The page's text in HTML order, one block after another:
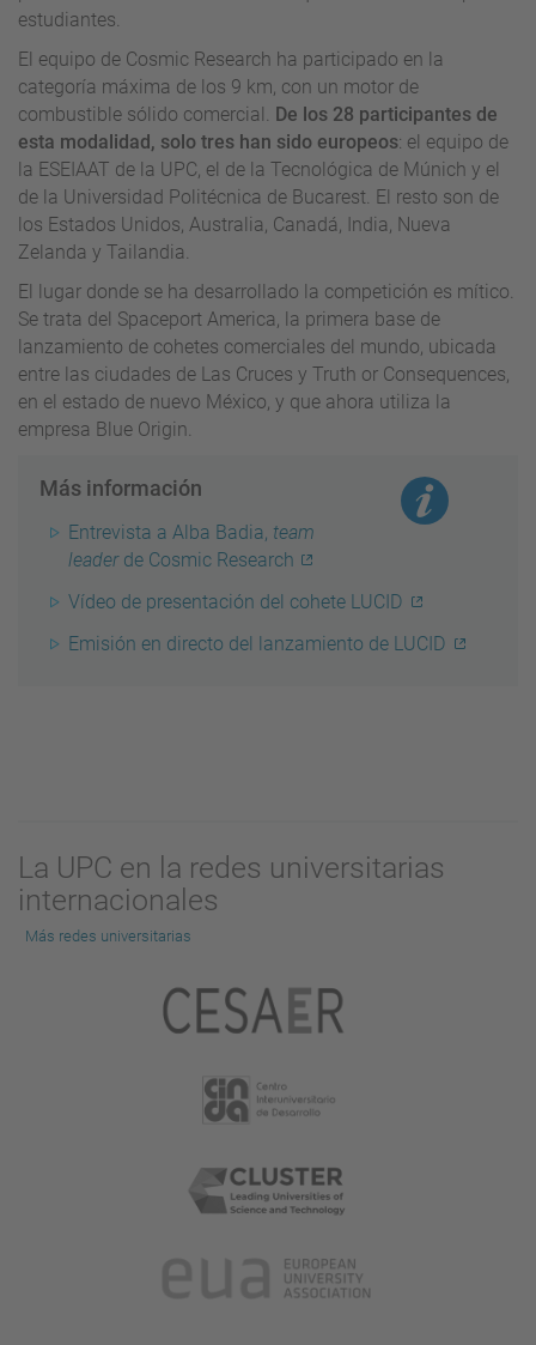
estudiantes.
El equipo de Cosmic Research ha participado en la
categoría máxima de los 9 km, con un motor de
combustible sólido comercial. De los 28 participantes de
esta modalidad, solo tres han sido europeos: el equipo de
la ESEIAAT de la UPC, el de la Tecnológica de Múnich y el
de la Universidad Politécnica de Bucarest. El resto son de
los Estados Unidos, Australia, Canadá, India, Nueva
Zelanda y Tailandia.
El lugar donde se ha desarrollado la competición es mítico.
Se trata del Spaceport America , la primera base de
lanzamiento de cohetes comerciales del mundo, ubicada
entre las ciudades de Las Cruces y Truth or Consequences
en el estado de nuevo México, y que ahora utiliza la
empresa Blue Origin
Más información
Entrevista a Alba Badia, team
leaderde Cosmic Research
Vídeo de presentación del cohete LUCID
Emisión en directo del lanzamiento de LUCID
La UPC en la redes universitarias
internacionales
Más redes universitarias